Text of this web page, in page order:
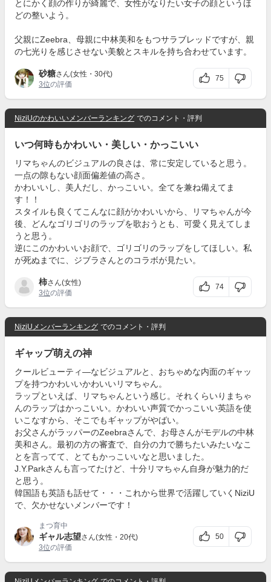
とにかく顔の作りが綺麗で、女性がなりたい女子の顔というほ
どの整いよう。
父親にZeebra、母親に中林美和をもつサラブレッドですが、親
の七光りを感じさせない美貌とスキルを持ち合わせています。
砂糖さん(女性・30代)
3位の評価
75
NiziUのかわいいメンバーランキング でのコメント・評判
いつ何時もかわいい・美しい・かっこいい
リマちゃんのビジュアルの良さは、常に安定していると思う。
一点の隙もない顔面偏差値の高さ。
かわいいし、美人だし、かっこいい。全てを兼ね備えてま
す！！
スタイルも良くてこんなに顔がかわいいから、リマちゃんが今
後、どんなゴリゴリのラップを歌おうとも、可愛く見えてしま
うと思う。
逆にこのかわいいお顔で、ゴリゴリのラップをしてほしい。私
が死ぬまでに、ジブラさんとのコラボが見たい。
柿さん(女性)
3位の評価
74
NiziUメンバーランキング でのコメント・評判
ギャップ萌えの神
クールビューティ―なビジュアルと、おちゃめな内面のギャッ
プを持つかわいいかわいいリマちゃん。
ラップといえば、リマちゃんという感じ。それくらいりまちゃ
んのラップはかっこいい。かわいい声質でかっこいい英語を使
いこなすから、そこでもギャップがやばい。
お父さんがラッパーのZeebraさんで、お母さんがモデルの中林
美和さん。最初の方の審査で、自分の力で勝ちたいみたいなこ
とを言ってて、とてもかっこいいなと思いました。
J.Y.Parkさんも言ってたけど、十分リマちゃん自身が魅力的だ
と思う。
韓国語も英語も話せて・・・これから世界で活躍していくNiziU
で、欠かせないメンバーです！
まつ育中
ギャル志望さん(女性・20代)
3位の評価
50